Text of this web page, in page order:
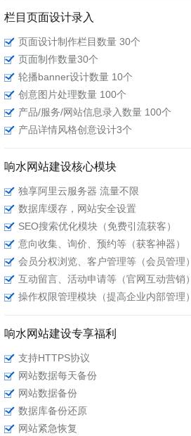
栏目页面设计录入
页面设计制作栏目数量 30个
页面制作数量30个
轮播banner设计数量 10个
创意图片处理数量 100个
产品/服务/网站信息录入数量 100个
产品详情风格创意设计3个
响水网站建设核心模块
独享阿里云服务器 流量不限
数据库缓存，网站安全设置
SEO搜索优化模块（免费引流获客）
意向收集、询价、预约等（获客神器）
会员分权浏览、客户管理等（会员管理）
互动留言、活动申请等（官网互动营销）
操作权限管理模块（提高企业内部管理）
响水网站建设专享福利
支持HTTPS协议
网站数据每天备份
网站数据备份
数据库备份还原
网站紧急恢复